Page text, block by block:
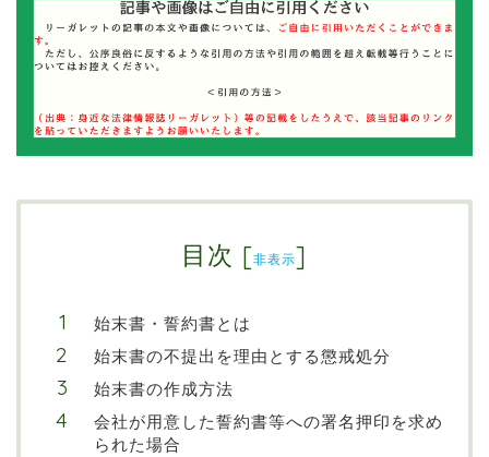
目次 [非表示]
始末書・誓約書とは
始末書の不提出を理由とする懲戒処分
始末書の作成方法
会社が用意した誓約書等への署名押印を求め
られた場合